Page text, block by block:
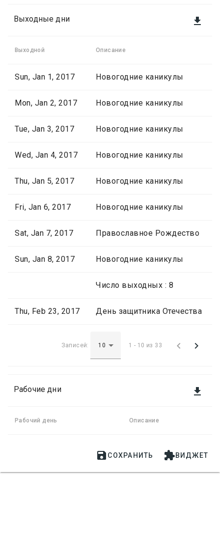

Выходные дни
Выходной Описание
Sun, Jan 1, 2017 Новогодние каникулы
Mon, Jan 2, 2017 Новогодние каникулы
Tue, Jan 3, 2017 Новогодние каникулы
Wed, Jan 4, 2017 Новогодние каникулы
Thu, Jan 5, 2017 Новогодние каникулы
Fri, Jan 6, 2017 Новогодние каникулы
Sat, Jan 7, 2017 Православное Рождество
Sun, Jan 8, 2017 Новогодние каникулы
Число выходных : 8
Thu, Feb 23, 2017 День защитника Отечества
Записей: 1 - 10 из 33  

Рабочие дни
Рабочий день Описание
 СОХРАНИТЬ ВИДЖЕТ